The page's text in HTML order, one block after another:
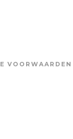
VOORWAARDEN